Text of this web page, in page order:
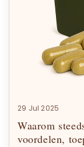
29 Jul 2025
Waarom
voordelen,